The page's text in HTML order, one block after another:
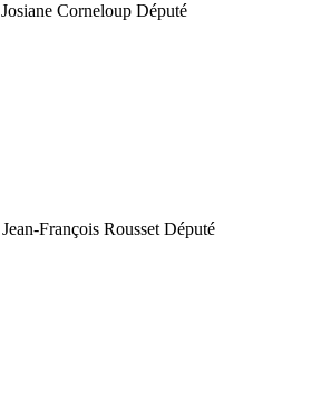
Josiane Corneloup Député
Jean-François Rousset Député